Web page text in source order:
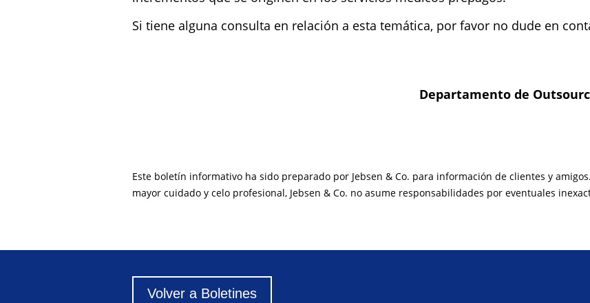
Si tiene alguna consulta en relación a esta temática, por favor no dude en
Departamento de
Este boletín informativo ha sido preparado por Jebsen & Co. para información de clientes y
mayor cuidado y celo profesional, Jebsen & Co. no asume responsabilidades por eventuales
Volver a Boletines